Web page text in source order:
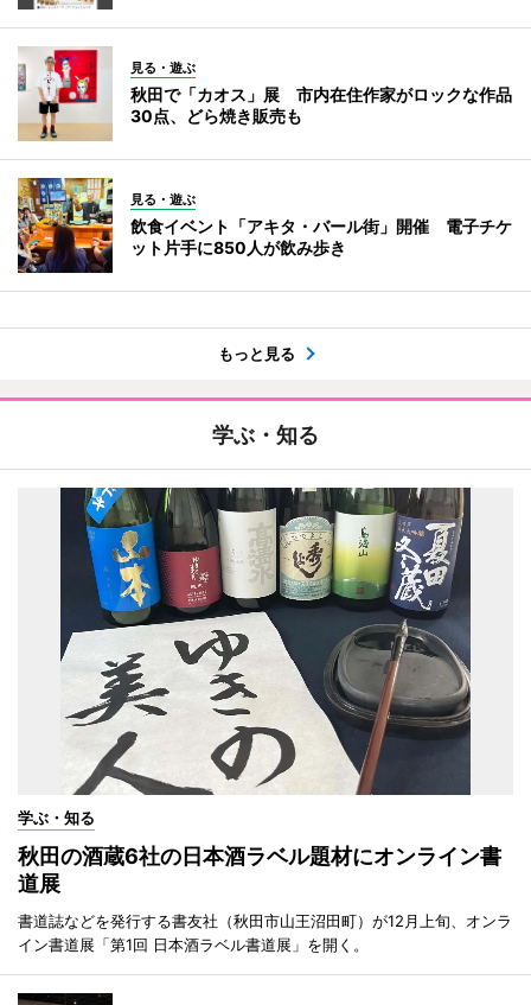
見る・遊ぶ
秋田で「カオス」展 市内在住作家がロックな作品
30点、どら焼き販売も
見る・遊ぶ
飲食イベント「アキタ・バール街」開催 電子チケ
ット片手に850人が飲み歩き
もっと見る
学ぶ・知る
学ぶ・知る
秋田の酒蔵6社の日本酒ラベル題材にオンライン書
道展
書道誌などを発行する書友社（秋田市山王沼田町）が12月上旬、オンラ
イン書道展「第1回 日本酒ラベル書道展」を開く。